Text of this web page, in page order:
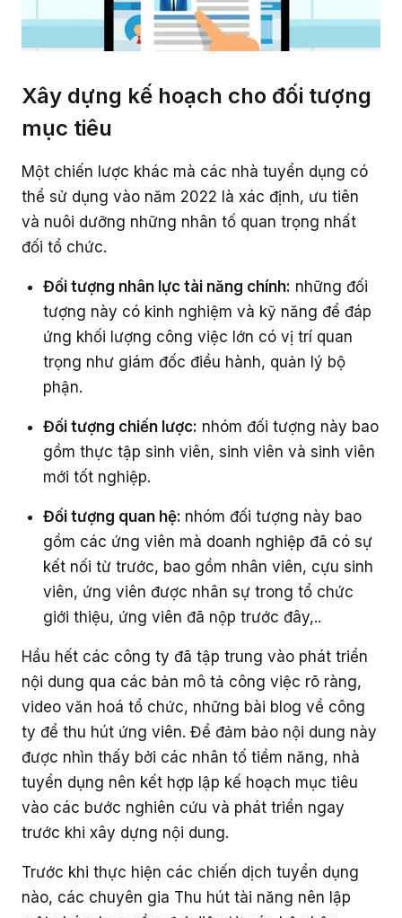
Xây dựng kế hoạch cho đối tượng
mục tiêu
Một chiến lược khác mà các nhà tuyển dụng có
thể sử dụng vào năm 2022 là xác định, ưu tiên
và nuôi dưỡng những nhân tố quan trọng nhất
đối tổ chức.
Đối tượng nhân lực tài năng chính: những đối
tượng này có kinh nghiệm và kỹ năng để đáp
ứng khối lượng công việc lớn có vị trí quan
trọng như giám đốc điều hành, quản lý bộ
phận.
Đối tượng chiến lược: nhóm đối tượng này bao
gồm thực tập sinh viên, sinh viên và sinh viên
mới tốt nghiệp.
Đối tượng quan hệ: nhóm đối tượng này bao
gồm các ứng viên mà doanh nghiệp đã có sự
kết nối từ trước, bao gồm nhân viên, cựu sinh
viên, ứng viên được nhân sự trong tổ chức
giới thiệu, ứng viên đã nộp trước đây,..
Hầu hết các công ty đã tập trung vào phát triển
nội dung qua các bản mô tả công việc rõ ràng,
video văn hoá tổ chức, những bài blog về công
ty để thu hút ứng viên. Để đảm bảo nội dung này
được nhìn thấy bởi các nhân tố tiềm năng, nhà
tuyển dụng nên kết hợp lập kế hoạch mục tiêu
vào các bước nghiên cứu và phát triển ngay
trước khi xây dựng nội dung.
Trước khi thực hiện các chiến dịch tuyển dụng
nào, các chuyên gia Thu hút tài năng nên lập